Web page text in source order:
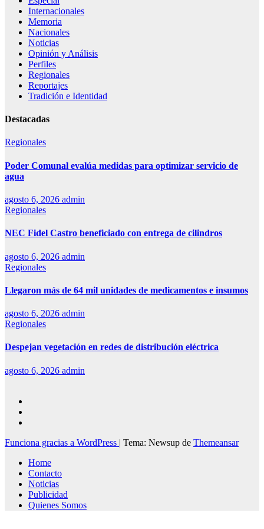
Internacionales
Memoria
Nacionales
Noticias
Opinión y Análisis
Perfiles
Regionales
Reportajes
Tradición e Identidad
Destacadas
Regionales
Poder Comunal evalúa medidas para optimizar servicio de
agua
agosto 6, 2026 admin
Regionales
NEC Fidel Castro beneficiado con entrega de cilindros
agosto 6, 2026 admin
Regionales
Llegaron más de 64 mil unidades de medicamentos e insumos
agosto 6, 2026 admin
Regionales
Despejan vegetación en redes de distribución eléctrica
agosto 6, 2026 admin
Funciona gracias a WordPress | Tema: Newsup de Themeansar
Home
Contacto
Noticias
Publicidad
Quienes Somos